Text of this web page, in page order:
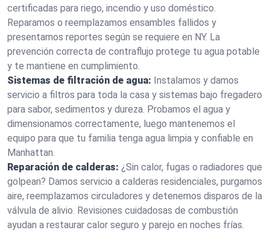
certificadas para riego, incendio y uso doméstico.
Reparamos o reemplazamos ensambles fallidos y
presentamos reportes según se requiere en NY. La
prevención correcta de contraflujo protege tu agua potable
y te mantiene en cumplimiento.
Sistemas de filtración de agua: Instalamos y damos
servicio a filtros para toda la casa y sistemas bajo fregadero
para sabor, sedimentos y dureza. Probamos el agua y
dimensionamos correctamente, luego mantenemos el
equipo para que tu familia tenga agua limpia y confiable en
Manhattan.
Reparación de calderas: ¿Sin calor, fugas o radiadores que
golpean? Damos servicio a calderas residenciales, purgamos
aire, reemplazamos circuladores y detenemos disparos de la
válvula de alivio. Revisiones cuidadosas de combustión
ayudan a restaurar calor seguro y parejo en noches frías.